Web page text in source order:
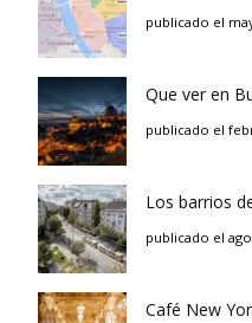
publicado el
Que ver en
publicado el
Los barrios
publicado el
Café New